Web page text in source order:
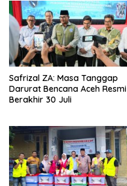
Safrizal ZA: Masa Tanggap
Darurat Bencana Aceh Resmi
Berakhir 30 Juli